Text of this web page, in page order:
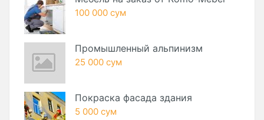
100 000 сум
Промышленный альпинизм
25 000 сум
Покраска фасада здания
5 000 сум